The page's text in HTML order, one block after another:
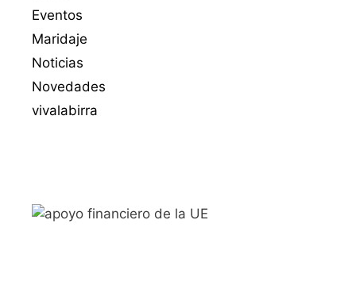
Eventos
Maridaje
Noticias
Novedades
vivalabirra